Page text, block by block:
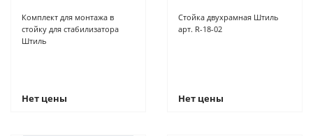
Комплект для монтажа в
стойку для стабилизатора
Штиль
Нет цены
Стойка двухрамная Штиль
арт. R-18-02
Нет цены